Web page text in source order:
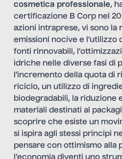
cosmetica professionale,
certificazione B Corp nel
azioni intraprese, vi sono la
emissioni nocive e l’utilizzo
fonti rinnovabili,
idriche nelle diverse fasi di
l’incremento della quota di
riciclo, un utilizzo di
biodegradabili, la riduzione
materiali destinati al
scoprire che esiste un
si ispira agli stessi principi
pensare con ottimismo alla
l’economia diventi uno